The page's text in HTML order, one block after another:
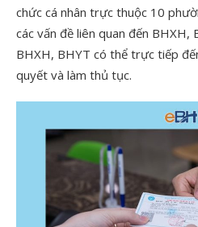
chức cá nhân trực thuộc 10
các vấn đề liên quan đến BHXH,
BHXH, BHYT có thể trực tiếp
quyết và làm thủ tục.